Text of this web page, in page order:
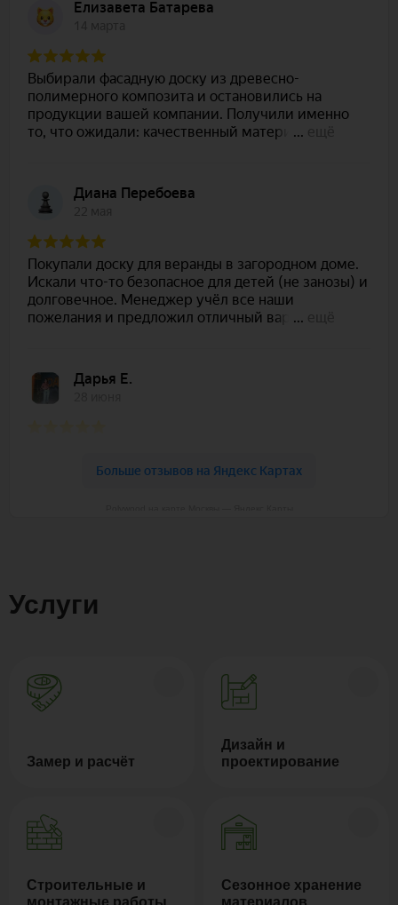
Услуги
Замер и расчёт
Дизайн и
проектирование
Строительные и
монтажные работы
Сезонное хранение
материалов